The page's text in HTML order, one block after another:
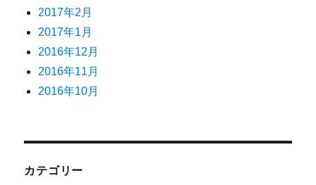
2017年2月
2017年1月
2016年12月
2016年11月
2016年10月
カテゴリー